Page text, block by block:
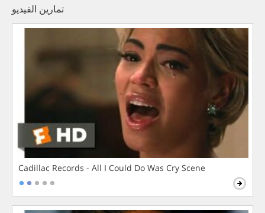
تمارين الفيديو
Cadillac Records - All I Could Do Was Cry Scene